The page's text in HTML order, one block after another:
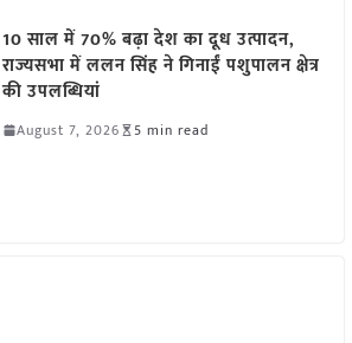
10 साल में 70% बढ़ा देश का दूध उत्पादन,
राज्यसभा में ललन सिंह ने गिनाईं पशुपालन क्षेत्र
की उपलब्धियां
August 7, 2026 5 min read